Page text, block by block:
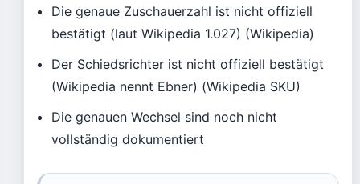
Die genaue Zuschauerzahl ist nicht offiziell
bestätigt (laut Wikipedia 1.027) (Wikipedia)
Der Schiedsrichter ist nicht offiziell bestätigt
(Wikipedia nennt Ebner) (Wikipedia SKU)
Die genauen Wechsel sind noch nicht
vollständig dokumentiert